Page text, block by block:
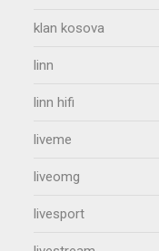
klan kosova
linn
linn hifi
liveme
liveomg
livesport